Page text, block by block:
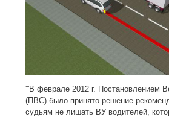
'''В феврале 2012 г. Постановлением
(ПВС) было принято решение
судьям не лишать ВУ водителей,